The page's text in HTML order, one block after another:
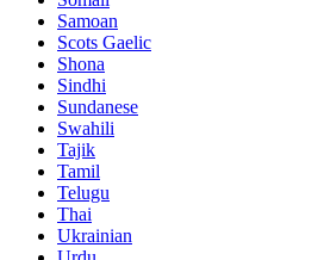
Samoan
Scots Gaelic
Shona
Sindhi
Sundanese
Swahili
Tajik
Tamil
Telugu
Thai
Ukrainian